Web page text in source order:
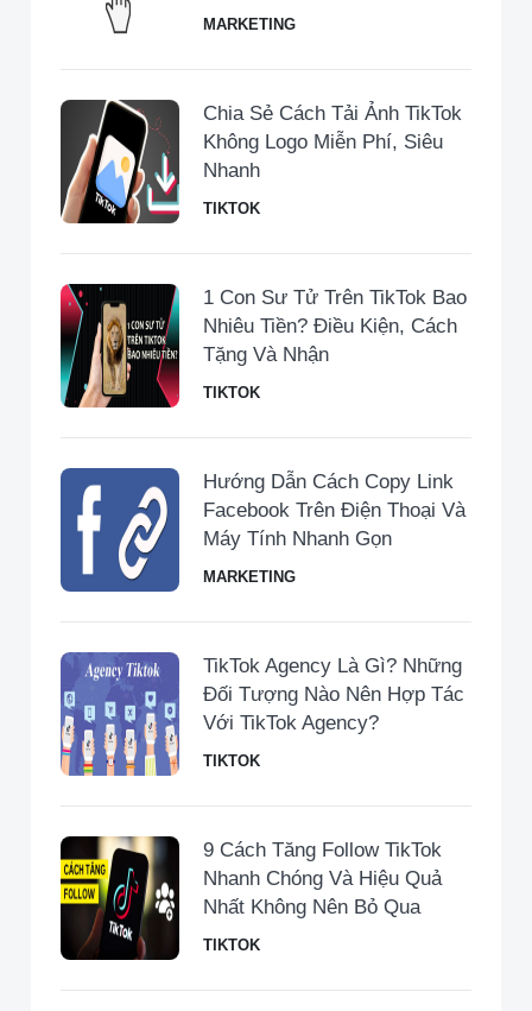
MARKETING
Chia Sẻ Cách Tải Ảnh TikTok
Không Logo Miễn Phí, Siêu
Nhanh
TIKTOK
1 Con Sư Tử Trên TikTok Bao
Nhiêu Tiền​? Điều Kiện, Cách
Tặng Và Nhận
TIKTOK
Hướng Dẫn Cách Copy Link
Facebook Trên Điện Thoại Và
Máy Tính Nhanh Gọn
MARKETING
TikTok Agency Là Gì? Những
Đối Tượng Nào Nên Hợp Tác
Với TikTok Agency?
TIKTOK
9 Cách Tăng Follow TikTok
Nhanh Chóng Và Hiệu Quả
Nhất Không Nên Bỏ Qua
TIKTOK